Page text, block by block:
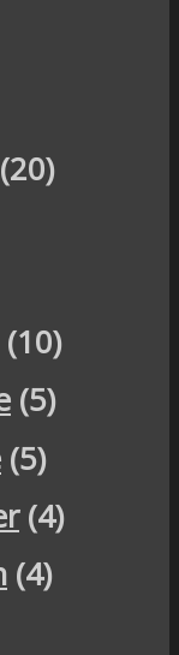
(20)
(10)
(5)
(5)
(4)
(4)